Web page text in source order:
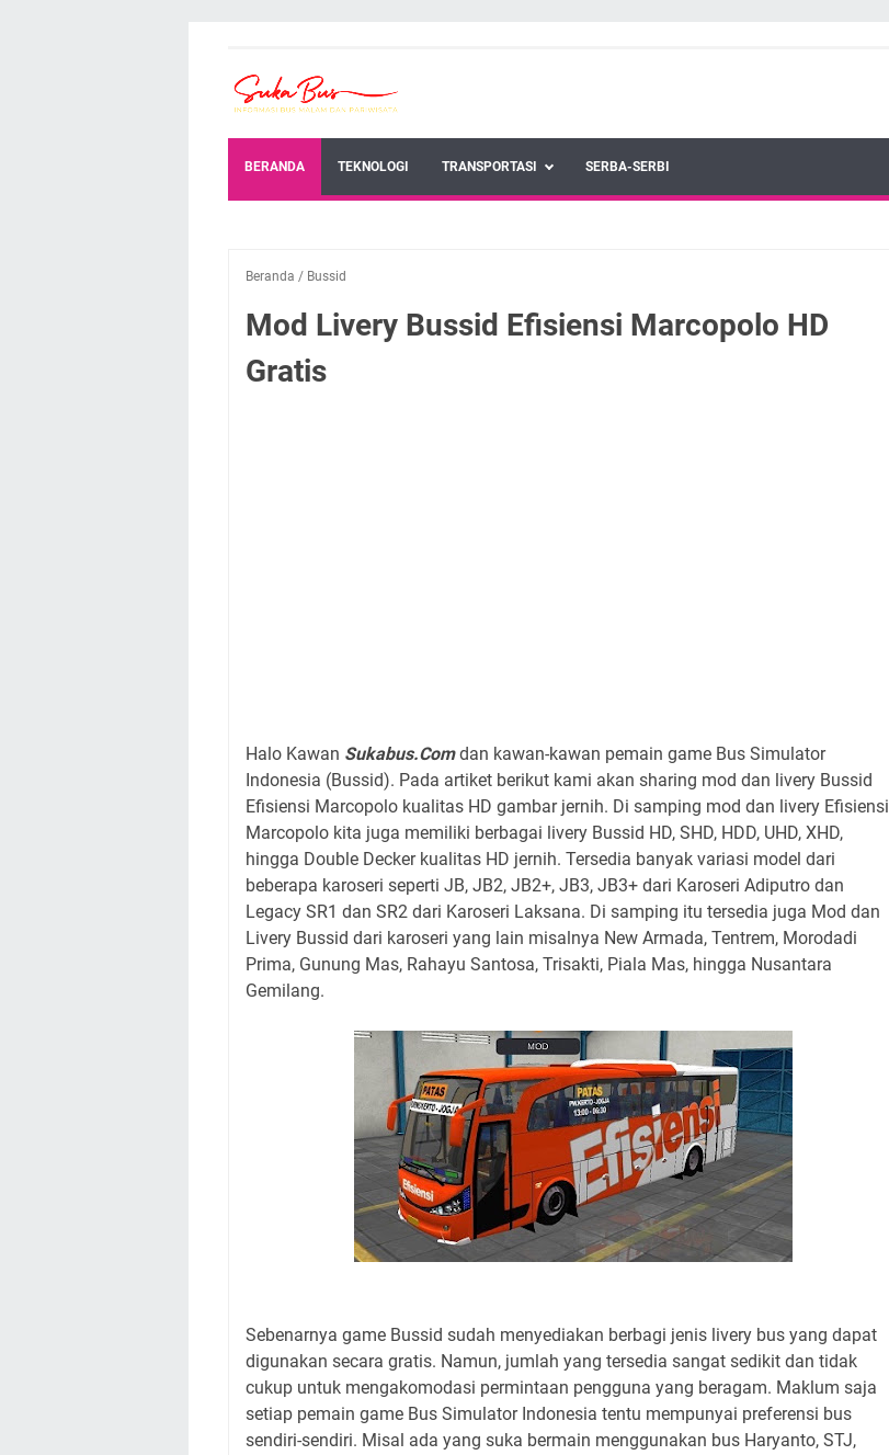
BERANDA TEKNOLOGI TRANSPORTASI SERBA-SERBI
Beranda / Bussid
Mod Livery Bussid Efisiensi Marcopolo HD
Gratis
Halo Kawan Sukabus.Comdan kawan-kawan pemain game Bus Simulator
Indonesia (Bussid). Pada artiket berikut kami akan sharing mod dan livery Bussid
Efisiensi Marcopolo kualitas HD gambar jernih. Di samping mod dan livery Efisiensi
Marcopolo kita juga memiliki berbagai livery Bussid HD, SHD, HDD, UHD, XHD,
hingga Double Decker kualitas HD jernih. Tersedia banyak variasi model dari
beberapa karoseri seperti JB, JB2, JB2+, JB3, JB3+ dari Karoseri Adiputro dan
Legacy SR1 dan SR2 dari Karoseri Laksana. Di samping itu tersedia juga Mod dan
Livery Bussid dari karoseri yang lain misalnya New Armada, Tentrem, Morodadi
Prima, Gunung Mas, Rahayu Santosa, Trisakti, Piala Mas, hingga Nusantara
Gemilang.
Sebenarnya game Bussid sudah menyediakan berbagi jenis livery bus yang dapat
digunakan secara gratis. Namun, jumlah yang tersedia sangat sedikit dan tidak
cukup untuk mengakomodasi permintaan pengguna yang beragam. Maklum saja
setiap pemain game Bus Simulator Indonesia tentu mempunyai preferensi bus
sendiri-sendiri. Misal ada yang suka bermain menggunakan bus Haryanto, STJ,